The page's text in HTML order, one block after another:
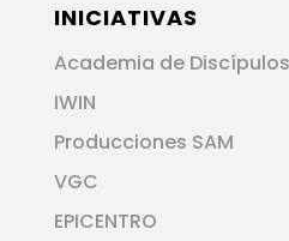
INICIATIVAS
Academia de Discípulos
IWIN
Producciones SAM
VGC
EPICENTRO